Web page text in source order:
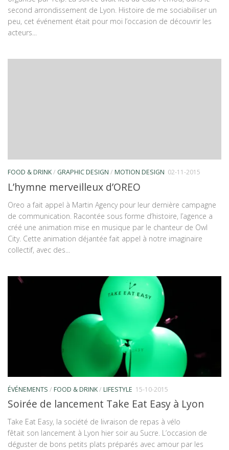
second arrondissement de Lyon. Histoire de me sociabiliser un
peu, cet événement était pour moi l’occasion de découvrir les
acteurs...
FOOD & DRINK/ GRAPHIC DESIGN / MOTION DESIGN 02-11-2015
L’hymne merveilleux d’OREO
Oreo a fait appel à Martin Agency pour leur dernière campagne
de communication. Racontée sous forme d’histoire, l’agence a
créé une animation mise en musique par le chanteur de Owl
City. Cette animation déjantée fait appel à notre imaginaire
collectif, avec des...
ÉVÉNEMENTS / FOOD & DRINK/ LIFESTYLE 15-10-2015
Soirée de lancement Take Eat Easy à Lyon
Take Eat Easy, la société de livraison de repas à vélo
fêtait son lancement à Lyon hier soir au Sucre. L’occasion de
déguster de bons petits plats préparés avec amour par les